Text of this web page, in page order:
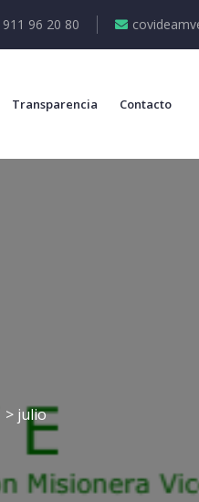
911 96 20 80
Transparencia Contacto
> julio